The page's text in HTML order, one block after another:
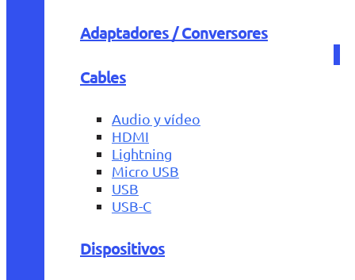
Adaptadores / Conversores
Cables
Audio y vídeo
HDMI
Lightning
Micro USB
USB
USB-C
Dispositivos